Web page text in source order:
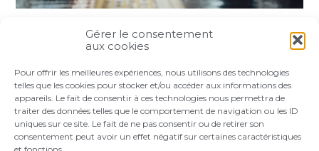
Gérer le consentement
aux cookies
Pour offrir les meilleures expériences, nous utilisons des technologies
telles que les cookies pour stocker et/ou accéder aux informations des
appareils. Le fait de consentir à ces technologies nous permettra de
traiter des données telles que le comportement de navigation ou les ID
uniques sur ce site. Le fait de ne pas consentir ou de retirer son
consentement peut avoir un effet négatif sur certaines caractéristiques
FaceBook
TwitterLinkedIn